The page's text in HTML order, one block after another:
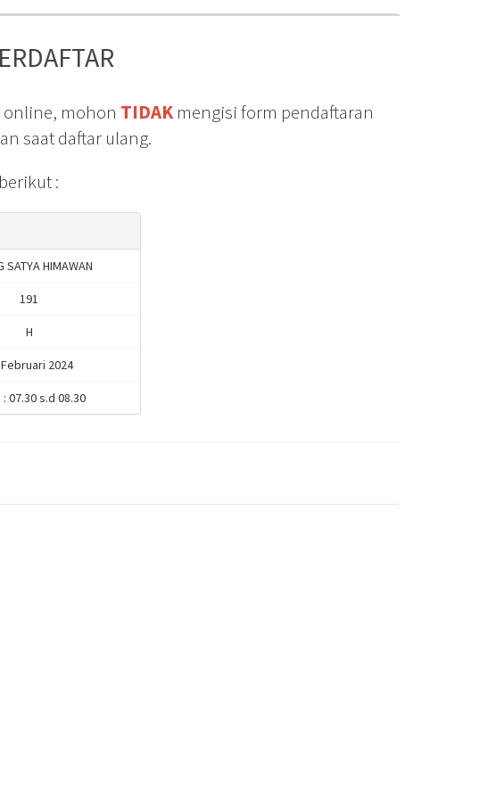
online, mohon TIDAKmengisi form pendaftaran
saat daftar ulang.
:
SATYA HIMAWAN
191
H
2024
: 07.30 s.d 08.30